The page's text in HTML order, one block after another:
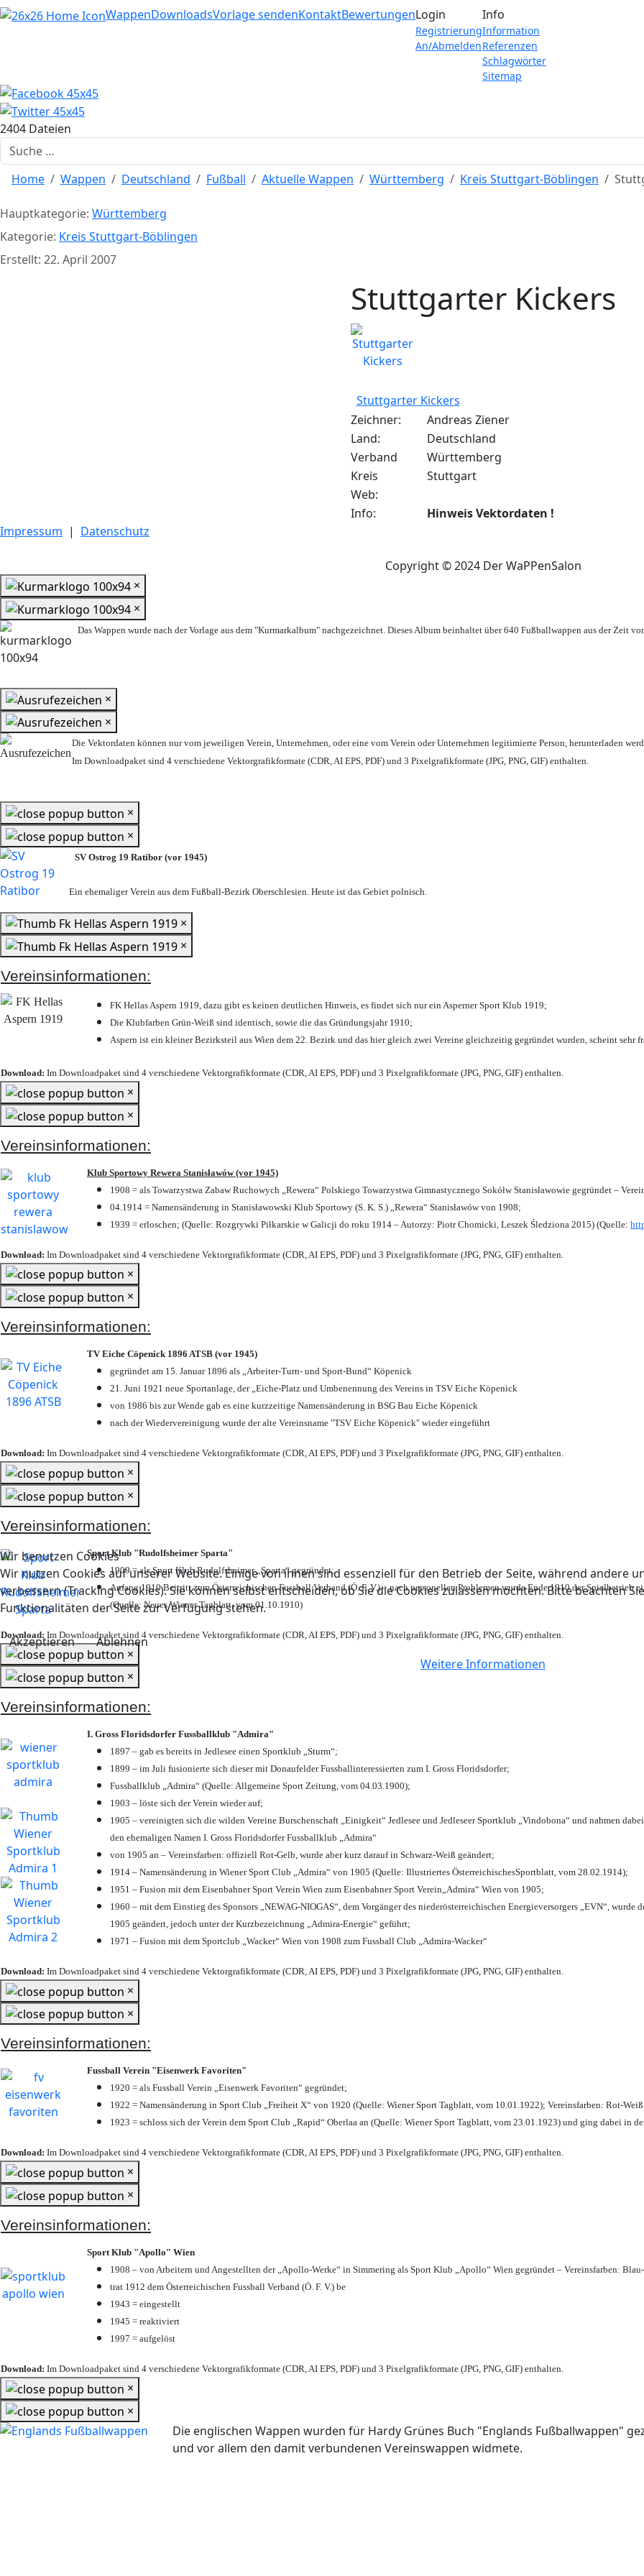
Home
WappenDownloadsVorlage sendenKontaktBewertungenLogin
Registrierung
An/Abmelden
Info
Information
Referenzen
Schlagwörter
Sitemap
2404 Dateien
Suchen
Home Wappen Deutschland Fußball Aktuelle Wappen Württemberg Kreis Stuttgart-Böblingen
Hauptkategorie: Württemberg
Kategorie: Kreis Stuttgart-Böblingen
Erstellt: 22. April 2007
Stuttgarter Kickers
Stuttgarter Kickers
Zeichner:
Andreas Ziener
Land:
Deutschland
Verband
Württemberg
Kreis
Stuttgart
Web:
Info:
Hinweis Vektordaten !
Impressum | Datenschutz
Copyright © 2024 Der WaPPenSalon
Wir benutzen Cookies
Wir nutzen Cookies auf unserer Website. Einige von ihnen sind essenziell für den Betrieb der Seite, während andere
verbessern (Tracking Cookies). Sie können selbst entscheiden, ob Sie die Cookies zulassen möchten. Bitte beachten
Funktionalitäten der Seite zur Verfügung stehen.
Akzeptieren
Ablehnen
Weitere Informationen
×
×
Das Wappen wurde nach der Vorlage aus dem "Kurmarkalbum" nachgezeichnet. Dieses Album beinhaltet über 640 Fußballwappen aus der Zeit
×
×
Die Vektordaten können nur vom jeweiligen Verein, Unternehmen, oder eine vom Verein oder Unternehmen legitimierte Person, herunterladen
Im Downloadpaket sind 4 verschiedene Vektorgrafikformate (CDR, AI EPS, PDF) und 3 Pixelgrafikformate (JPG, PNG, GIF) enthalten.
×
×
SV Ostrog 19 Ratibor (vor 1945)
Ein ehemaliger Verein aus dem Fußball-Bezirk Oberschlesien. Heute ist das Gebiet polnisch.
×
×
Vereinsinformationen:
FK Hellas Aspern 1919, dazu gibt es keinen deutlichen Hinweis, es findet sich nur ein Asperner Sport Klub 1919;
Die Klubfarben Grün-Weiß sind identisch, sowie die das Gründungsjahr 1910;
Aspern ist ein kleiner Bezirksteil aus Wien dem 22. Bezirk und das hier gleich zwei Vereine gleichzeitig gegründet wurden, scheint sehr
Download: Im Downloadpaket sind 4 verschiedene Vektorgrafikformate (CDR, AI EPS, PDF) und 3 Pixelgrafikformate (JPG, PNG, GIF) enthalten.
×
×
Vereinsinformationen:
Klub Sportowy Rewera Stanisławów (vor 1945)
1908 = als Towarzystwa Zabaw Ruchowych „Rewera“ Polskiego Towarzystwa Gimnastycznego Sokółw Stanisławowie gegründet –
04.1914 = Namensänderung in Stanisławowski Klub Sportowy (S. K. S.) „Rewera“ Stanisławów von 1908;
1939 = erloschen; (Quelle: Rozgrywki Piłkarskie w Galicji do roku 1914 – Autorzy: Piotr Chomicki, Leszek Śledziona 2015) (Quelle:
Download: Im Downloadpaket sind 4 verschiedene Vektorgrafikformate (CDR, AI EPS, PDF) und 3 Pixelgrafikformate (JPG, PNG, GIF) enthalten.
×
×
Vereinsinformationen:
TV Eiche Cöpenick 1896 ATSB (vor 1945)
gegründet am 15. Januar 1896 als „Arbeiter-Turn- und Sport-Bund“ Köpenick
21. Juni 1921 neue Sportanlage, der „Eiche-Platz und Umbenennung des Vereins in TSV Eiche Köpenick
von 1986 bis zur Wende gab es eine kurzzeitige Namensänderung in BSG Bau Eiche Köpenick
nach der Wiedervereinigung wurde der alte Vereinsname "TSV Eiche Köpenick" wieder eingeführt
Download: Im Downloadpaket sind 4 verschiedene Vektorgrafikformate (CDR, AI EPS, PDF) und 3 Pixelgrafikformate (JPG, PNG, GIF) enthalten.
×
×
Vereinsinformationen:
Sport Klub "Rudolfsheimer Sparta"
1909 = als Sport Klub Rudolfsheimer „Sparta“ gegründet;
Anfang 1910 Beitritt zum Österreichischen Fussball Verband (Ö. F. V.) – nach personellen Problemen wurde Ende 1910 der
(Quelle: Neues Wiener Tagblatt, vom 01.10.1910)
Download: Im Downloadpaket sind 4 verschiedene Vektorgrafikformate (CDR, AI EPS, PDF) und 3 Pixelgrafikformate (JPG, PNG, GIF) enthalten.
×
×
Vereinsinformationen:
I. Gross Floridsdorfer Fussballklub "Admira"
1897 – gab es bereits in Jedlesee einen Sportklub „Sturm“;
1899 – im Juli fusionierte sich dieser mit Donaufelder Fussballinteressierten zum I. Gross Floridsdorfer;
Fussballklub „Admira“ (Quelle: Allgemeine Sport Zeitung, vom 04.03.1900);
1903 – löste sich der Verein wieder auf;
1905 – vereinigten sich die wilden Vereine Burschenschaft „Einigkeit“ Jedlesee und Jedleseer Sportklub „Vindobona“ und nahmen
den ehemaligen Namen I. Gross Floridsdorfer Fussballklub „Admira“
von 1905 an – Vereinsfarben: offiziell Rot-Gelb, wurde aber kurz darauf in Schwarz-Weiß geändert;
1914 – Namensänderung in Wiener Sport Club „Admira“ von 1905 (Quelle: Illustriertes ÖsterreichischesSportblatt, vom 28.02.1914);
1951 – Fusion mit dem Eisenbahner Sport Verein Wien zum Eisenbahner Sport Verein„Admira“ Wien von 1905;
1960 – mit dem Einstieg des Sponsors „NEWAG-NIOGAS“, dem Vorgänger des niederösterreichischen Energieversorgers „EVN“,
1905 geändert, jedoch unter der Kurzbezeichnung „Admira-Energie“ geführt;
1971 – Fusion mit dem Sportclub „Wacker“ Wien von 1908 zum Fussball Club „Admira-Wacker“
Download: Im Downloadpaket sind 4 verschiedene Vektorgrafikformate (CDR, AI EPS, PDF) und 3 Pixelgrafikformate (JPG, PNG, GIF) enthalten.
×
×
Vereinsinformationen:
Fussball Verein "Eisenwerk Favoriten"
1920 = als Fussball Verein „Eisenwerk Favoriten“ gegründet;
1922 = Namensänderung in Sport Club „Freiheit X“ von 1920 (Quelle: Wiener Sport Tagblatt, vom 10.01.1922); Vereinsfarben: Rot-
1923 = schloss sich der Verein dem Sport Club „Rapid“ Oberlaa an (Quelle: Wiener Sport Tagblatt, vom 23.01.1923) und ging dabei in
Download: Im Downloadpaket sind 4 verschiedene Vektorgrafikformate (CDR, AI EPS, PDF) und 3 Pixelgrafikformate (JPG, PNG, GIF) enthalten.
×
×
Vereinsinformationen:
Sport Klub "Apollo" Wien
1908 – von Arbeitern und Angestellten der „Apollo-Werke“ in Simmering als Sport Klub „Apollo“ Wien gegründet – Vereinsfarben:
trat 1912 dem Österreichischen Fussball Verband (Ö. F. V.) be
1943 = eingestellt
1945 = reaktiviert
1997 = aufgelöst
Download: Im Downloadpaket sind 4 verschiedene Vektorgrafikformate (CDR, AI EPS, PDF) und 3 Pixelgrafikformate (JPG, PNG, GIF) enthalten.
×
×
Die englischen Wappen wurden für Hardy Grünes Buch "Englands Fußballwappen"
und vor allem den damit verbundenen Vereinswappen widmete.